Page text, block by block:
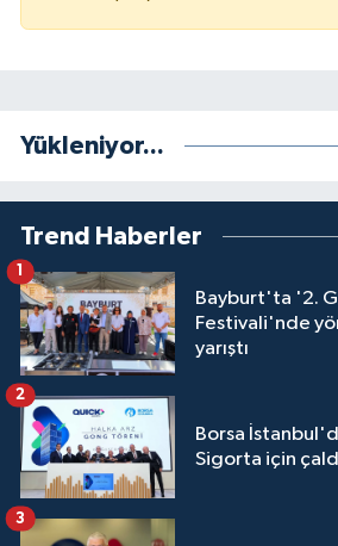
Yükleniyor...
Trend Haberler
Bayburt'ta '2.
Festivali'nde
yarıştı
1
Borsa
Sigorta için
2
3